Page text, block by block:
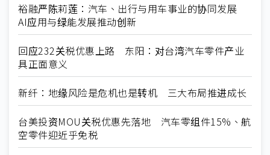
裕融严陈莉莲：汽车、出行与用车事业的协同发展
AI应用与绿能发展推动创新
回应232关税优惠上路 东阳：对台湾汽车零件产业
具正面意义
新纤：地缘风险是危机也是转机 三大布局推进成长
台美投资MOU关税优惠先落地 汽车零组件15%、航
空零件迎近乎免税